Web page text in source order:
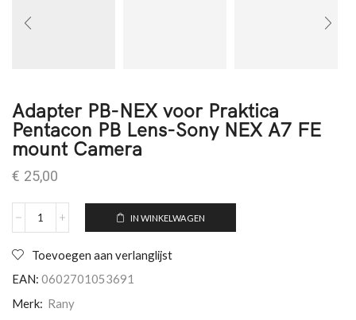
Adapter PB-NEX voor Praktica
Pentacon PB Lens-Sony NEX A7 FE
mount Camera
€ 25,00
IN WINKELWAGEN
Toevoegen aan verlanglijst
EAN: 0602701053691
Merk: Rany